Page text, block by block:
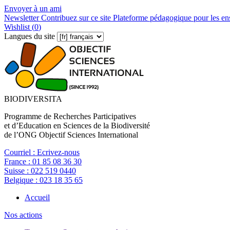
Envoyer à un ami
NewsletterContribuez sur ce site Plateforme pédagogique pour les
Wishlist (0)
Langues du site
BIODIVERSITA
Programme de Recherches Participatives
et d’Education en Sciences de la Biodiversité
de l’ONG Objectif Sciences International
Courriel : Ecrivez-nous
France : 01 85 08 36 30
Suisse : 022 519 0440
Belgique : 023 18 35 65
Accueil
Nos actions